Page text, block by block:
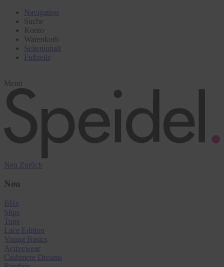
Navigation
Suche
Konto
Warenkorb
Seiteninhalt
Fußzeile
Menü
Neu Zurück
Neu
BHs
Slips
Tops
Lace Edition
Young Basics
Activewear
Cashmere Dreams